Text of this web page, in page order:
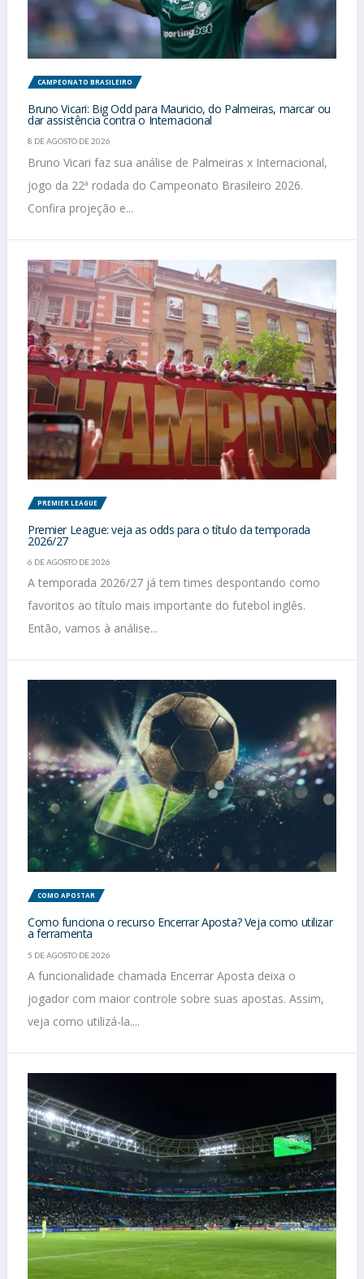
CAMPEONATO BRASILEIRO
Bruno Vicari: Big Odd para Mauricio, do Palmeiras, marcar ou
dar assistência contra o Internacional
8 DE AGOSTO DE 2026
Bruno Vicari faz sua análise de Palmeiras x Internacional,
jogo da 22ª rodada do Campeonato Brasileiro 2026.
Confira projeção e...
PREMIER LEAGUE
Premier League: veja as odds para o título da temporada
2026/27
6 DE AGOSTO DE 2026
A temporada 2026/27 já tem times despontando como
favoritos ao título mais importante do futebol inglês.
Então, vamos à análise...
COMO APOSTAR
Como funciona o recurso Encerrar Aposta? Veja como utilizar
a ferramenta
5 DE AGOSTO DE 2026
A funcionalidade chamada Encerrar Aposta deixa o
jogador com maior controle sobre suas apostas. Assim,
veja como utilizá-la....